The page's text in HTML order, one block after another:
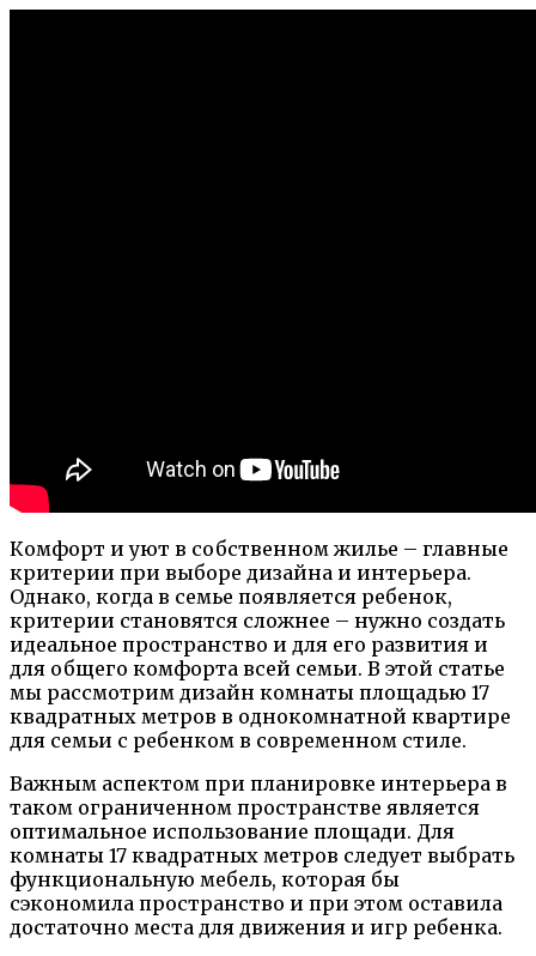
Комфорт и уют в собственном жилье – главные
критерии при выборе дизайна и интерьера.
Однако, когда в семье появляется ребенок,
критерии становятся сложнее – нужно создать
идеальное пространство и для его развития и
для общего комфорта всей семьи. В этой статье
мы рассмотрим дизайн комнаты площадью 17
квадратных метров в однокомнатной квартире
для семьи с ребенком в современном стиле.
Важным аспектом при планировке интерьера в
таком ограниченном пространстве является
оптимальное использование площади. Для
комнаты 17 квадратных метров следует выбрать
функциональную мебель, которая бы
сэкономила пространство и при этом оставила
достаточно места для движения и игр ребенка.